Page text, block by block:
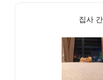
집사